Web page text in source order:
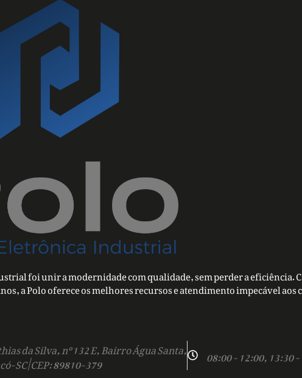
foi unir a modernidade com qualidade, sem perder a eficiência.
a Polo oferece os melhores recursos e atendimento impecável aos
da Silva, nº 132 E, Bairro Água Santa,
SC | CEP: 89810-379 08:00 - 12:00, 13:30